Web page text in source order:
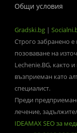
Общи условия
Gradski.bg |
Строго забранено
позоваване на
Lechenie.BG, както
възприеман като
специалист.
Преди
лечение,
IDEAMAX SEO за